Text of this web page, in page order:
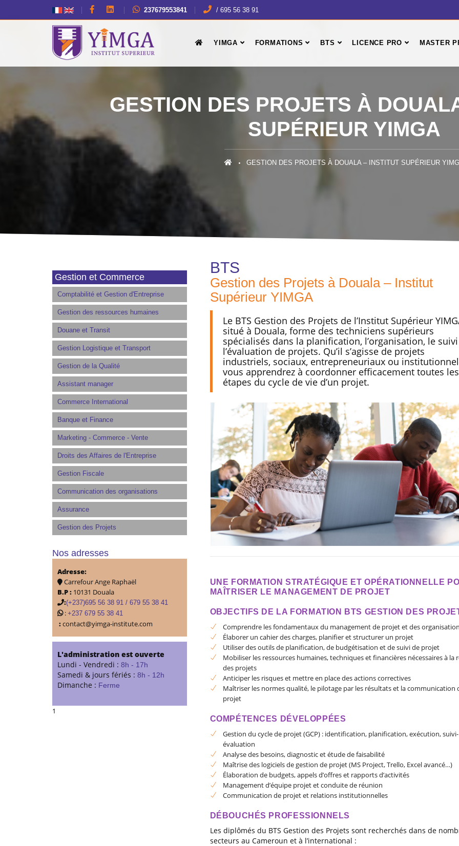
237679553841 / 695 56 38 91
YIMGA FORMATIONS BTS LICENCE PRO MASTER
GESTION DES PROJETS À
SUPÉRIEUR YIMGA
GESTION DES PROJETS À DOUALA – INSTITUT SUPÉRIEUR
Gestion et Commerce
Comptabilité et Gestion d'Entreprise
Gestion des ressources humaines
Douane et Transit
Gestion Logistique et Transport
Gestion de la Qualité
Assistant manager
Commerce International
Banque et Finance
Marketing - Commerce - Vente
Droits des Affaires de l'Entreprise
Gestion Fiscale
Communication des organisations
Assurance
Gestion des Projets
Nos adresses
Adresse:
Carrefour Ange Raphaël
B.P : 10131 Douala
:(+237)695 56 38 91 / 679 55 38 41
: +237 679 55 38 41
:contact@yimga-institute.com
L'administration est ouverte
Lundi - Vendredi : 8h - 17h
Samedi & jours fériés : 8h - 12h
Dimanche : Ferme
1
BTS
Gestion des Projets à Douala – Institut
Supérieur YIMGA
Le BTS Gestion des Projets de l’Institut Supérieur
situé à Douala, forme des techniciens supérieurs
spécialisés dans la planification, l’organisation, le
l’évaluation de projets. Qu’il s’agisse de projets
industriels, sociaux, entrepreneuriaux ou
vous apprendrez à coordonner efficacement toutes les
étapes du cycle de vie d’un projet.
UNE FORMATION STRATÉGIQUE ET OPÉRATIONNELLE
MAÎTRISER LE MANAGEMENT DE PROJET
OBJECTIFS DE LA FORMATION BTS GESTION DES
Comprendre les fondamentaux du management de projet et des
Élaborer un cahier des charges, planifier et structurer un projet
Utiliser des outils de planification, de budgétisation et de suivi de projet
Mobiliser les ressources humaines, techniques et financières nécessaires à la
des projets
Anticiper les risques et mettre en place des actions correctives
Maîtriser les normes qualité, le pilotage par les résultats et la communication
projet
COMPÉTENCES DÉVELOPPÉES
Gestion du cycle de projet (GCP) : identification, planification, exécution, suivi-
évaluation
Analyse des besoins, diagnostic et étude de faisabilité
Maîtrise des logiciels de gestion de projet (MS Project, Trello, Excel avancé…)
Élaboration de budgets, appels d’offres et rapports d’activités
Management d’équipe projet et conduite de réunion
Communication de projet et relations institutionnelles
DÉBOUCHÉS PROFESSIONNELS
Les diplômés du BTS Gestion des Projets sont recherchés dans de
secteurs au Cameroun et à l’international :